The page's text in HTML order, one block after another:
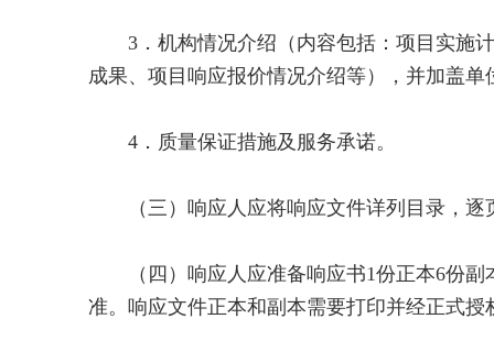
3．机构情况介绍（内容包括：项目实施计
成果、项目响应报价情况介绍等），并加盖单
4．质量保证措施及服务承诺。
（三）响应人应将响应文件详列目录，逐
（四）响应人应准备响应书1份正本6份副
准。响应文件正本和副本需要打印并经正式